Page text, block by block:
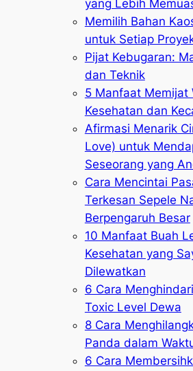
yang Lebih
Memilih Bahan
untuk Setiap
Pijat Kebugaran:
dan Teknik
5 Manfaat Memijat
Kesehatan dan
Afirmasi Menarik
Love) untuk
Seseorang yang
Cara Mencintai
Terkesan Sepele
Berpengaruh Besar
10 Manfaat Buah
Kesehatan yang
Dilewatkan
6 Cara
Toxic Level Dewa
8 Cara
Panda dalam
6 Cara